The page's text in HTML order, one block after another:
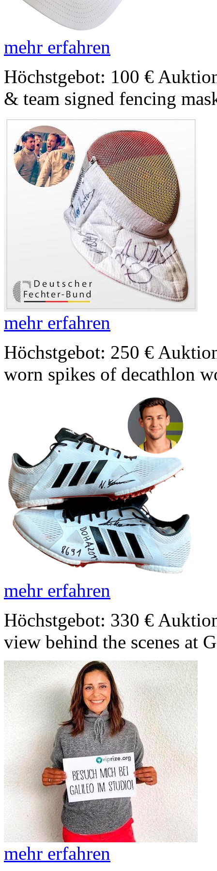
mehr erfahren
Höchstgebot: 100 €
& team signed fencing
mehr erfahren
Höchstgebot: 250 €
worn spikes of decathlon
mehr erfahren
Höchstgebot: 330 €
view behind the scenes at
mehr erfahren